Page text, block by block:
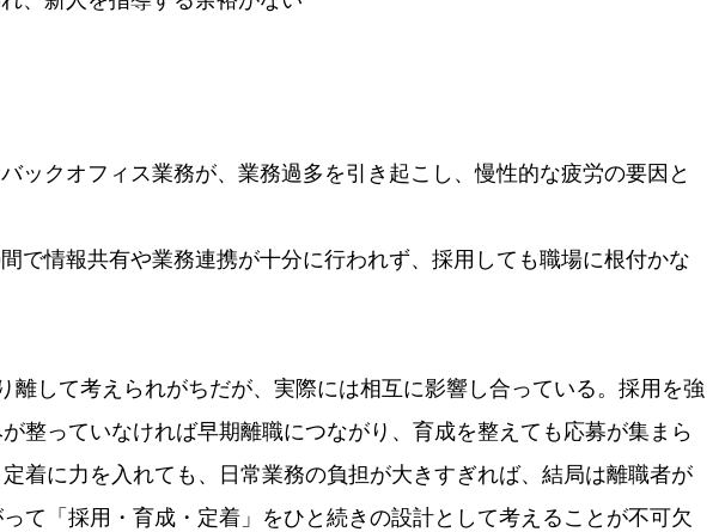
ックオフィス業務が、業務過多を引き起こし、慢性的な疲労の要因と
で情報共有や業務連携が十分に行われず、採用しても職場に根付かな
離して考えられがちだが、実際には相互に影響し合っている。採用を強
整っていなければ早期離職につながり、育成を整えても応募が集まら
着に力を入れても、日常業務の負担が大きすぎれば、結局は離職者が
て「採用・育成・定着」をひと続きの設計として考えることが不可欠